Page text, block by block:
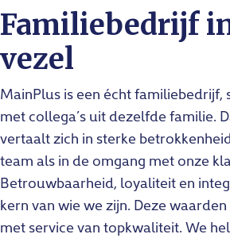
Familiebedrijf
vezel
MainPlus is een écht familiebedrijf,
met collega’s uit dezelfde familie.
vertaalt zich in sterke
team als in de omgang met onze
Betrouwbaarheid, loyaliteit en
kern van wie we zijn. Deze
met service van topkwaliteit. We